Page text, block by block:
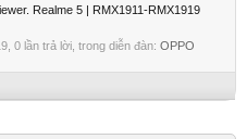
Realme 5 | RMX1911-RMX1919
, 0 lần trả lời, trong diễn đàn: OPPO